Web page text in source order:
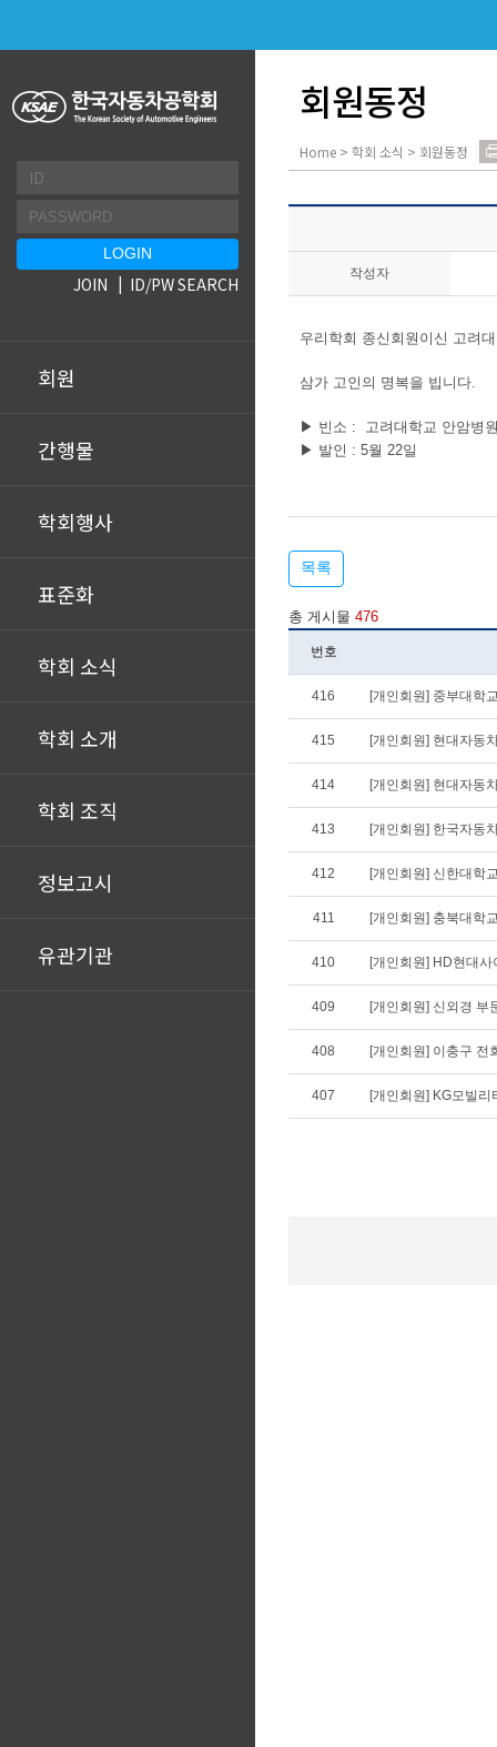
회원
간행물
학회행사
표준화
학회 소식
학회 소개
학회 조직
정보고시
유관기관
JOIN ID/PW SEARCH
회원동정
Home > 학회 소식 > 회원동정
작성자
우리학회 종신회원이신 고려
삼가 고인의 명복을 빕니다.
▶ 빈소 : 고려대학교 안암병
▶ 발인 : 5월 22일
목록
총 게시물 476
번호
416 [개인회원] 중부대학
415 [개인회원] 현대자동
414 [개인회원] 현대자동
413 [개인회원] 한국자동
412 [개인회원] 신한대학
411 [개인회원] 충북대학
410 [개인회원] HD현대
409 [개인회원] 신외경 부
408 [개인회원] 이충구 전
407 [개인회원] KG모빌